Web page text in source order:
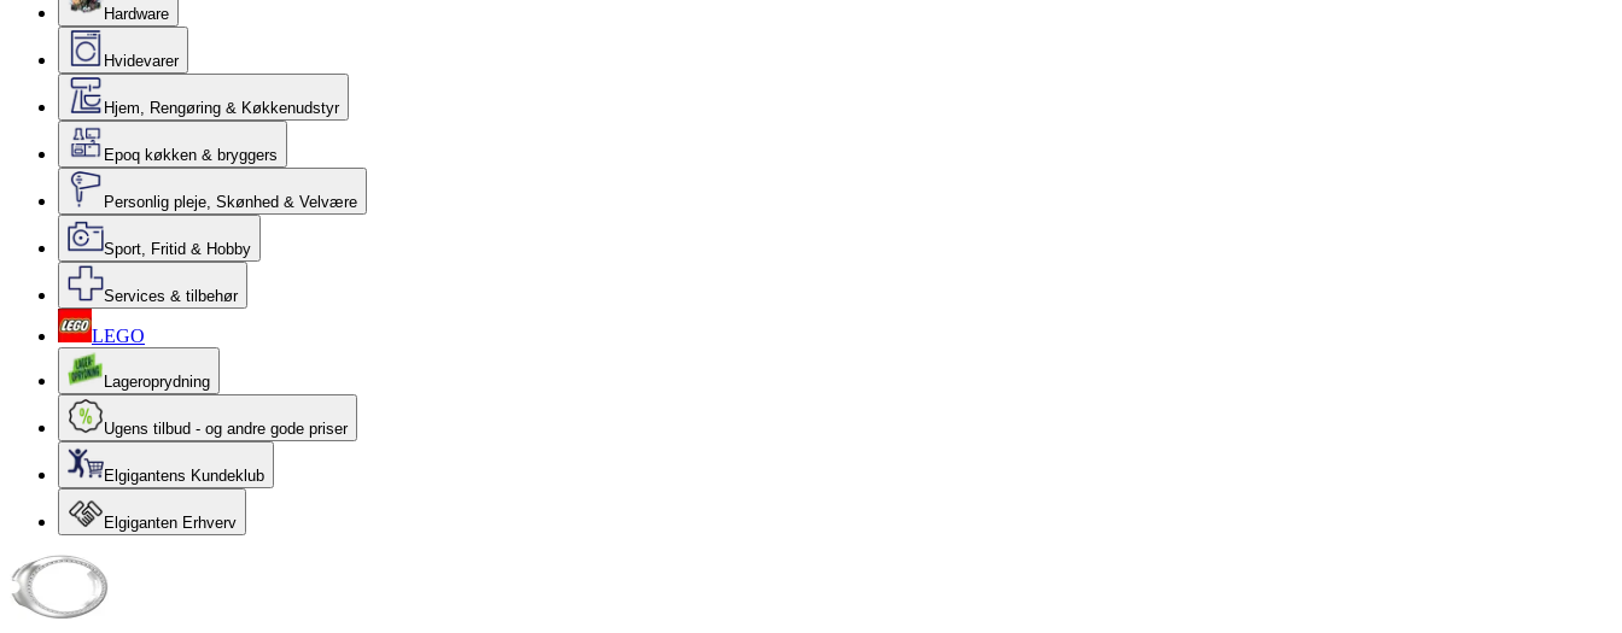
Hardware
Hvidevarer
Hjem, Rengøring & Køkkenudstyr
Epoq køkken & bryggers
Personlig pleje, Skønhed & Velvære
Sport, Fritid & Hobby
Services & tilbehør
LEGO
Lageroprydning
Ugens tilbud - og andre gode priser
Elgigantens Kundeklub
Elgiganten Erhverv